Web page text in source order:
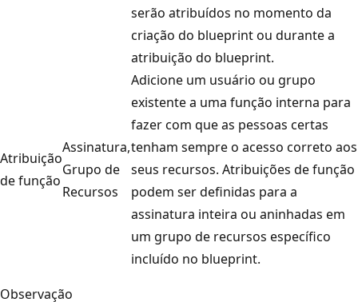
serão atribuídos no momento da
criação do blueprint ou durante a
atribuição do blueprint.
Atribuição
de função
Assinatura,
Grupo de
Recursos
Adicione um usuário ou grupo
existente a uma função interna para
fazer com que as pessoas certas
tenham sempre o acesso correto aos
seus recursos. Atribuições de função
podem ser definidas para a
assinatura inteira ou aninhadas em
um grupo de recursos específico
incluído no blueprint.
Observação